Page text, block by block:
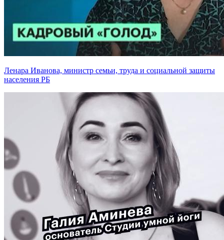
Ленара Иванова, министр семьи, труда и социальной защиты
населения РБ